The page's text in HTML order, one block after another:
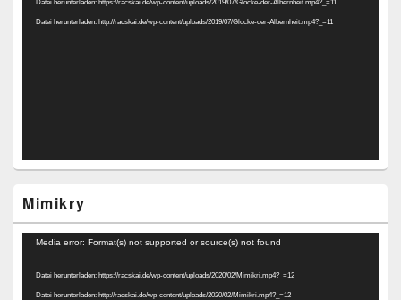
Datei herunterladen: http://racskai.de/wp-content/uploads/2019/07/Glocke-der-Albernheit.mp4?_=11
Mimikry
Video-
Media error: Format(s) not supported or source(s) not found
Datei herunterladen: https://racskai.de/wp-content/uploads/2020/02/Mimikri.mp4?_=12
Datei herunterladen: http://racskai.de/wp-content/uploads/2020/02/Mimikri.mp4?_=12